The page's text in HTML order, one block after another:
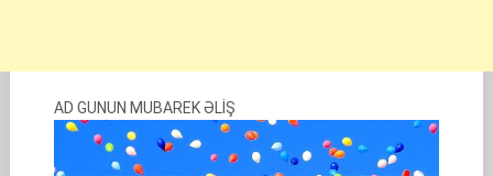
AD GUNUN MUBAREK ƏLİŞ